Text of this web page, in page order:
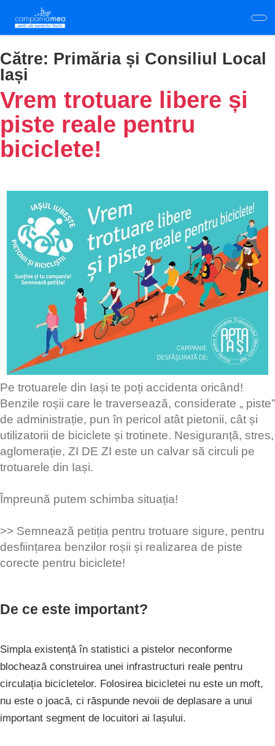
main
content
Către: Primăria și Consiliul Local
Iași
Vrem trotuare libere și
piste reale pentru
biciclete!
Pe trotuarele din Iași te poți accidenta oricând!
Benzile roșii care le traversează, considerate „ piste”
de administrație, pun în pericol atât pietonii, cât și
utilizatorii de biciclete și trotinete. Nesiguranță, stres,
aglomerație, ZI DE ZI este un calvar să circuli pe
trotuarele din Iași.
Împreună putem schimba situația!
>> Semnează petiția pentru trotuare sigure, pentru
desființarea benzilor roșii și realizarea de piste
corecte pentru biciclete!
De ce este important?
Simpla existență în statistici a pistelor neconforme
blochează construirea unei infrastructuri reale pentru
circulația bicicletelor. Folosirea bicicletei nu este un moft,
nu este o joacă, ci răspunde nevoii de deplasare a unui
important segment de locuitori ai Iașului.